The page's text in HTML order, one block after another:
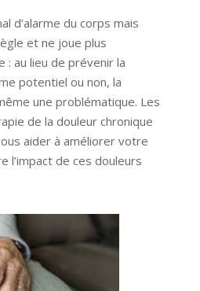
d’alarme du corps mais
et ne joue plus
au lieu de prévenir la
potentiel ou non, la
une problématique. Les
de la douleur chronique
aider à améliorer votre
l’impact de ces douleurs